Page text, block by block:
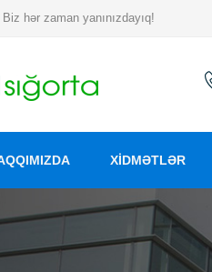
hər zaman yanınızdayıq!
XIDMƏTLƏR